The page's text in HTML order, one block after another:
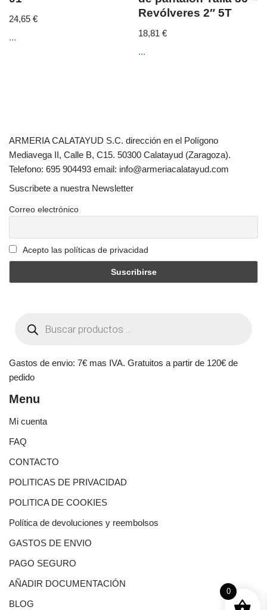
24,65 €
...
Revólveres 2″ 5T
18,81€
...
ARMERIA CALATAYUD S.C. dirección en el Polígono
Mediavega II, Calle B, C15. 50300 Calatayud (Zaragoza).
Telefono: 695 904493 email: info@armeriacalatayud.com
Suscribete a nuestra Newsletter
Correo electrónico
Acepto las políticas de privacidad
Gastos de envio: 7€ mas IVA. Gratuitos a partir de 120€ de
pedido
Menu
Mi cuenta
FAQ
CONTACTO
POLITICAS DE PRIVACIDAD
POLITICA DE COOKIES
Política de devoluciones y reembolsos
GASTOS DE ENVIO
PAGO SEGURO
AÑADIR DOCUMENTACIÓN
BLOG
0